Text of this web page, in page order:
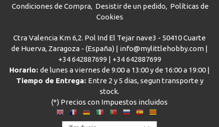
Condiciones de Compra Desistir de un pedido
Políticas de
Cookies
Ctra Valencia Km 6,2. Pol Ind El Tejar nave3 - 50410 Cuarte
de Huerva, Zaragoza - (España) | info@mylittlehobby.com |
+34 642887699 | +34 642887699
Horario: de lunes a viernes de 9:00 a 13:00 y de 16:00 a 19:00 |
Tiempo de Entrega: Entre 2 y 5 dias, segun transporte y
stock.
(*) Precios con Impuestos incluidos